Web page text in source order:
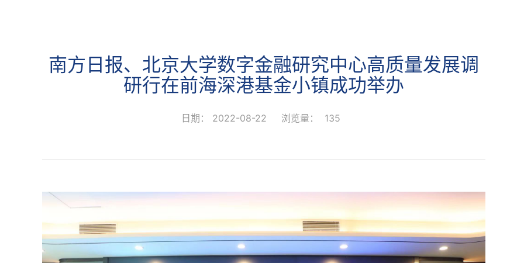
南方日报、北京大学数字金融研究中心高质量发展调
研行在前海深港基金小镇成功举办
日期： 2022-08-22 浏览量： 135